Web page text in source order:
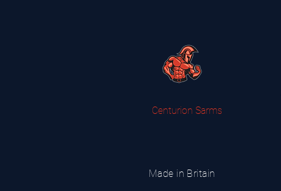
Centurion Sarms
Made in Britain